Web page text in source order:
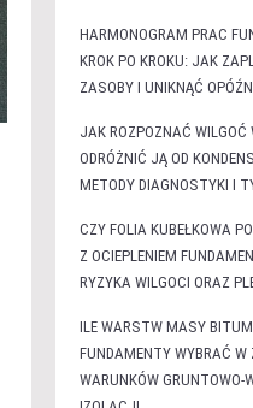
HARMONOGRAM PRAC
KROK PO KROKU: JAK
ZASOBY I UNIKNĄĆ
JAK ROZPOZNAĆ WILGOĆ
ODRÓŻNIĆ JĄ OD
METODY DIAGNOSTYKI I
CZY FOLIA KUBEŁKOWA
Z OCIEPLENIEM
RYZYKA WILGOCI ORAZ
ILE WARSTW MASY
FUNDAMENTY WYBRAĆ W
WARUNKÓW GRUNTOWO-